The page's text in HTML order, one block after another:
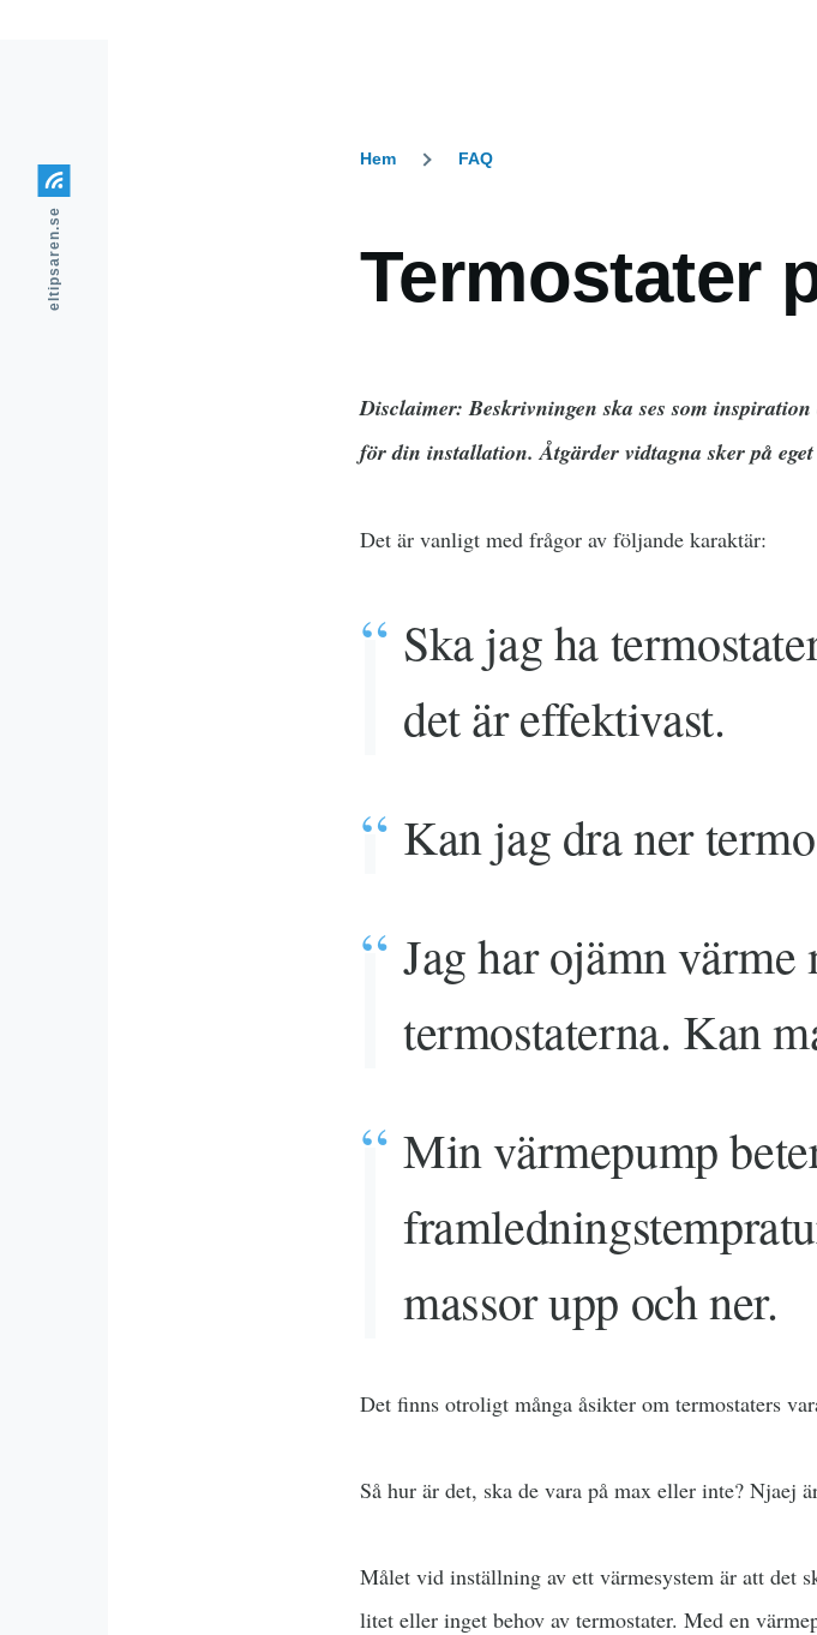
Hem FAQ
Termostater
Disclaimer: Beskrivningen ska ses som
för din installation. Åtgärder vidtagna sker på eget
Det är vanligt med frågor av följande karaktär:
Ska jag ha
det är effektivast.
Kan jag dra ner
Jag har ojämn
termostaterna. Kan
Min värmepump
massor upp och ner.
Det finns otroligt många åsikter om termostaters
Så hur är det, ska de vara på max eller inte? Njaej
Målet vid inställning av ett värmesystem är att det
litet eller inget behov av termostater. Med en
eltipsaren.se